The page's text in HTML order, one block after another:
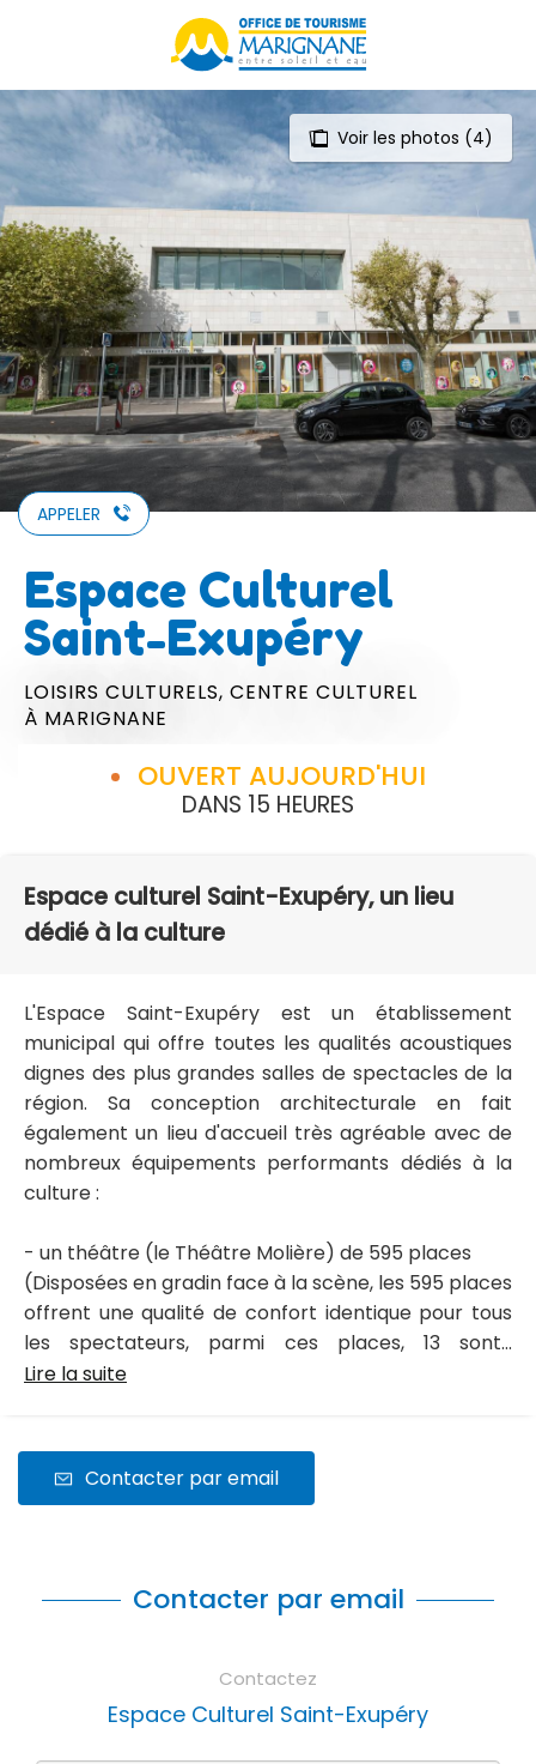
principal
Voir les photos (4)
APPELER
Espace Culturel
Saint-Exupéry
LOISIRS CULTURELS, CENTRE CULTUREL
À MARIGNANE
OUVERT AUJOURD'HUI
DANS 15 HEURES
Espace culturel Saint-Exupéry, un lieu
dédié à la culture
L'Espace Saint-Exupéry est un établissement
municipal qui offre toutes les qualités acoustiques
dignes des plus grandes salles de spectacles de la
région. Sa conception architecturale en fait
également un lieu d'accueil très agréable avec de
nombreux équipements performants dédiés à la
culture :
- un théâtre (le Théâtre Molière) de 595 places
(Disposées en gradin face à la scène, les 595 places
offrent une qualité de confort identique pour tous
les spectateurs, parmi ces places, 13 sont...
Lire la suite
Contacter par email
Contacter par email
Contactez
Espace Culturel Saint-Exupéry